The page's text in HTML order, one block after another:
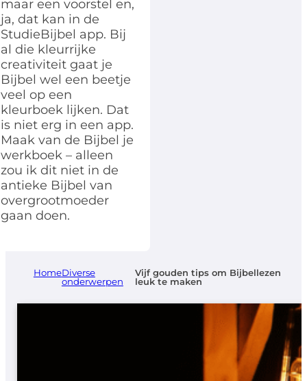
maar een voorstel en,
ja, dat kan in de
StudieBijbel app. Bij
al die kleurrijke
creativiteit gaat je
Bijbel wel een beetje
veel op een
kleurboek lijken. Dat
is niet erg in een app.
Maak van de Bijbel je
werkboek – alleen
zou ik dit niet in de
antieke Bijbel van
overgrootmoeder
gaan doen.
HomeDiverse
onderwerpen
Vijf gouden tips om Bijbellezen
leuk te maken